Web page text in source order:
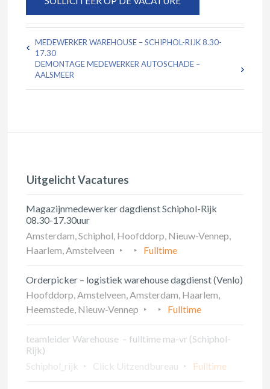
MEDEWERKER WAREHOUSE – SCHIPHOL-RIJK 8.30-
17.30
DEMONTAGE MEDEWERKER AUTOSCHADE –
AALSMEER
Uitgelicht Vacatures
Magazijnmedewerker dagdienst Schiphol-Rijk
08.30-17.30uur
Amsterdam, Schiphol, Hoofddorp, Nieuw-Vennep,
Haarlem, Amstelveen
Fulltime
Orderpicker – logistiek warehouse dagdienst (Venlo)
Hoofddorp, Amstelveen, Amsterdam, Haarlem,
Heemstede, Nieuw-Vennep
Fulltime
teamleider Warehouse – fulltime ma-vr (Schiphol-
Rijk)
Schiphol_rijk
Click Uitzendbureau Fulltime